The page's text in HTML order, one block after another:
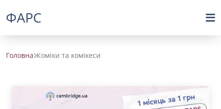
ФАРС
Головна Коміки та комікеси